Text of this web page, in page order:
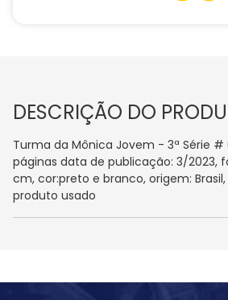
DESCRIÇÃO DO
Turma da Mônica Jovem - 3ª Série #
páginas data de publicação: 3/2023,
cm, cor:preto e branco, origem:
produto usado